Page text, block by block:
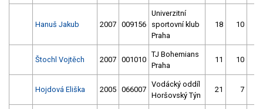
Hanuš Jakub 2007 009156
Univerzitní
sportovní klub
Praha
18 10
Štochl Vojtěch 2007 001010
TJ Bohemians
Praha
11 10
Hojdová Eliška 2005 066007
Vodácký oddíl
Horšovský Týn
21 7